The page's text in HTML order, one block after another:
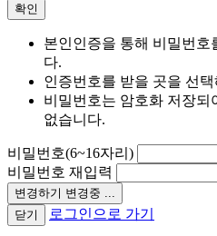
확인
본인인증을 통해 비밀번호
다.
인증번호를 받을 곳을 선
비밀번호는 암호화 저장되
없습니다.
비밀번호(6~16자리)
비밀번호 재입력
변경하기 변경중 ...
닫기
로그인으로 가기